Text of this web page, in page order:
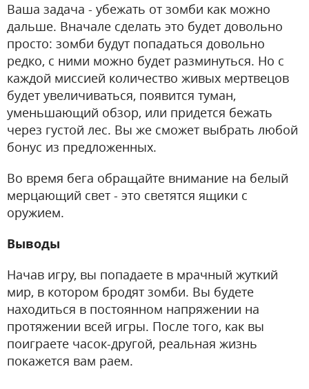
Ваша задача - убежать от зомби как можно
дальше. Вначале сделать это будет довольно
просто: зомби будут попадаться довольно
редко, с ними можно будет разминуться. Но с
каждой миссией количество живых мертвецов
будет увеличиваться, появится туман,
уменьшающий обзор, или придется бежать
через густой лес. Вы же сможет выбрать любой
бонус из предложенных.
Во время бега обращайте внимание на белый
мерцающий свет - это светятся ящики с
оружием.
Выводы
Начав игру, вы попадаете в мрачный жуткий
мир, в котором бродят зомби. Вы будете
находиться в постоянном напряжении на
протяжении всей игры. После того, как вы
поиграете часок-другой, реальная жизнь
покажется вам раем.